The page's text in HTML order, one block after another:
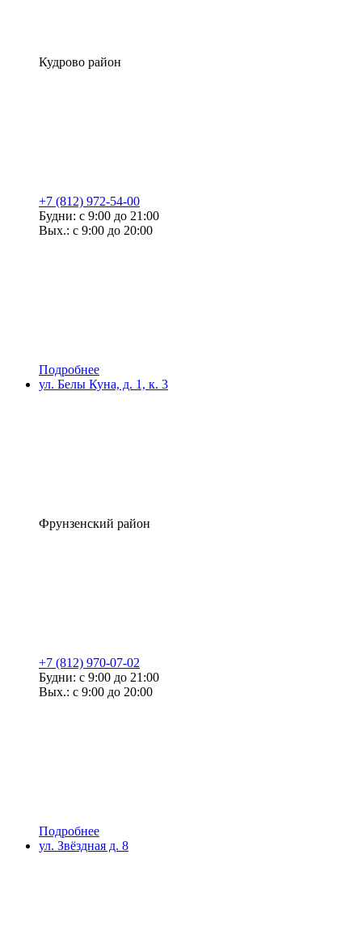
Кудрово район
+7 (812) 972-54-00
Будни: с 9:00 до 21:00
Вых.: с 9:00 до 20:00
Подробнее
ул. Белы Куна, д. 1, к. 3
Фрунзенский район
+7 (812) 970-07-02
Будни: с 9:00 до 21:00
Вых.: с 9:00 до 20:00
Подробнее
ул. Звёздная д. 8